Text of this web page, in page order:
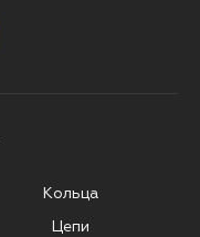
Кольца
Цепи